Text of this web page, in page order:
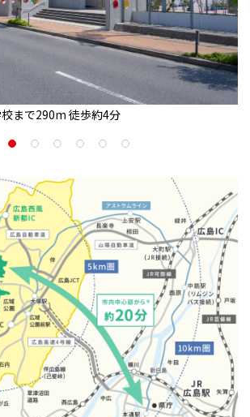
まで290m 徒歩約4分